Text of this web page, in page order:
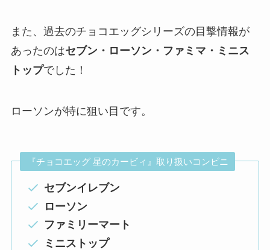
また、過去のチョコエッグシリーズの目撃情報が
あったのはセブン・ローソン・ファミマ・ミニス
トップでした！
ローソンが特に狙い目です。
『チョコエッグ 星のカービィ』取り扱いコンビニ
セブンイレブン
ローソン
ファミリーマート
ミニストップ